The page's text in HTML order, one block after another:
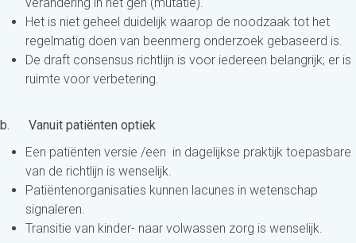
Het is niet geheel duidelijk waarop de noodzaak tot het
regelmatig doen van beenmerg onderzoek gebaseerd is.
De draft consensus richtlijn is voor iedereen belangrijk; er is
ruimte voor verbetering.
b. Vanuit patiënten optiek
Een patiënten versie /een in dagelijkse praktijk toepasbare
van de richtlijn is wenselijk.
Patiëntenorganisaties kunnen lacunes in wetenschap
signaleren.
Transitie van kinder- naar volwassen zorg is wenselijk.